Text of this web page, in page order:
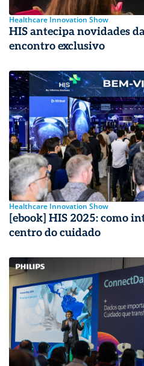
Healthcare Innovation Show
HIS antecipa novidades
encontro exclusivo
Healthcare Innovation Show
[ebook] HIS 2025: como
centro do cuidado